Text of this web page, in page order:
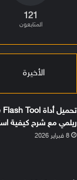
121
المتابعون
الأخيرة
ريلمي مع شرح كيفية
8 فبراير 2026